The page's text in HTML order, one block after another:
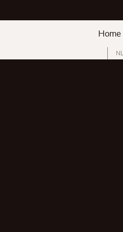
Home
NL